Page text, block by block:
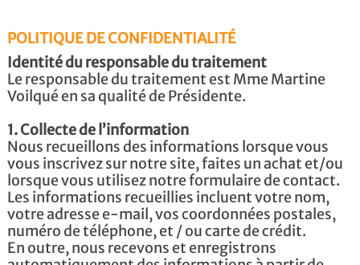
POLITIQUE DE CONFIDENTIALITÉ
Identité du responsable du traitement
Le responsable du traitement est Mme Martine
Voilqué en sa qualité de Présidente.
1. Collecte de l’information
Nous recueillons des informations lorsque vous
vous inscrivez sur notre site, faites un achat et/ou
lorsque vous utilisez notre formulaire de contact.
Les informations recueillies incluent votre nom,
votre adresse e-mail, vos coordonnées postales,
numéro de téléphone, et / ou carte de crédit.
En outre, nous recevons et enregistrons